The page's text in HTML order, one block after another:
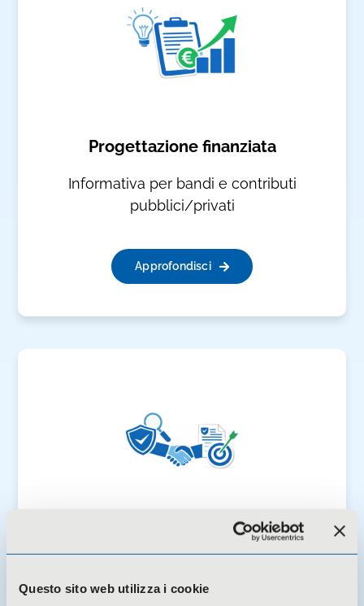
Questo sito web utilizza i cookie
Progettazione finanziata
Informativa per bandi e contributi
pubblici/privati
Approfondisci
Servizi di Compliance Aziendale
valutazione dei rischi